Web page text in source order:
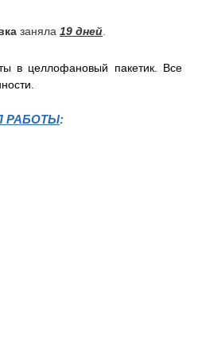
заняла 19 дней.
в целлофановый пакетик. Все
РАБОТЫ: